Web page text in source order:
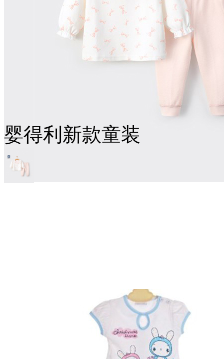
婴得利新款童装